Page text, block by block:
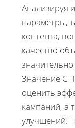
Анализируя
параметры,
контента,
качество
Значение
оценить
кампаний, а
улучшений.